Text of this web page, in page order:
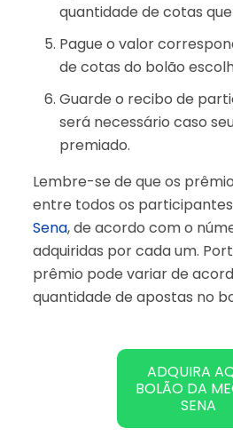
quantidade de cotas
Pague o valor
de cotas do bolão
Guarde o recibo de
será necessário caso
premiado.
Lembre-se de que os
entre todos os
Sena, de acordo com o
adquiridas por cada um.
prêmio pode variar de
quantidade de apostas no
ADQUIRA
BOLÃO DA
SENA